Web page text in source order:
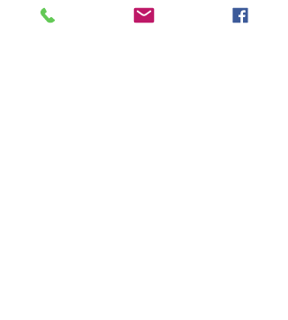
thérapeute, thérapeute de danse, Drama